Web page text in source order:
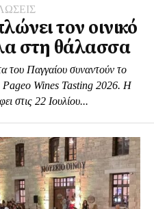
τον οινικό
στη θάλασσα
του Παγγαίου συναντούν το
Pageo Wines Tasting 2026. Η
στις 22 Ιουλίου...